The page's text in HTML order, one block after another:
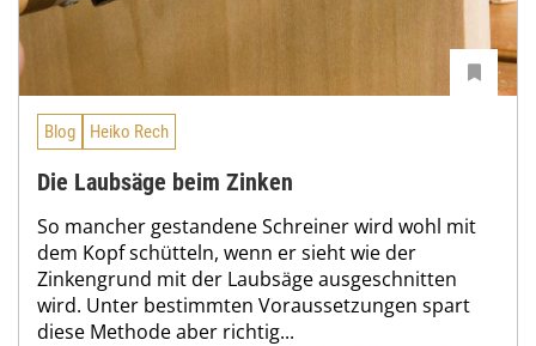
Blog Heiko Rech
Die Laubsäge beim Zinken
So mancher gestandene Schreiner wird wohl mit
dem Kopf schütteln, wenn er sieht wie der
Zinkengrund mit der Laubsäge ausgeschnitten
wird. Unter bestimmten Voraussetzungen spart
diese Methode aber richtig...